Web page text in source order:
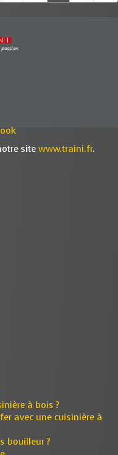
site www.traini.fr.
à bois ?
avec une cuisinière à
bouilleur ?